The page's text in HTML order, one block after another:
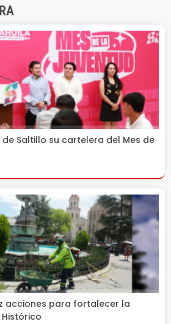
Saltillo su cartelera del Mes de
acciones para fortalecer la